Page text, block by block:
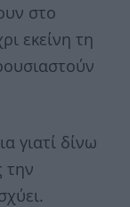
στο
εκείνη τη
γιατί δίνω
την